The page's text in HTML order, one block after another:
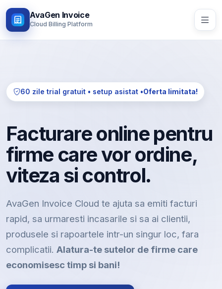
AvaGen Invoice
Cloud Billing Platform
60 zile trial gratuit • setup asistat •Oferta limitata!
Facturare online pentru
firme care vor ordine,
viteza si control.
AvaGen Invoice Cloud te ajuta sa emiti facturi
rapid, sa urmaresti incasarile si sa ai clientii,
produsele si rapoartele intr-un singur loc, fara
complicatii. Alatura-te sutelor de firme care
economisesc timp si bani!